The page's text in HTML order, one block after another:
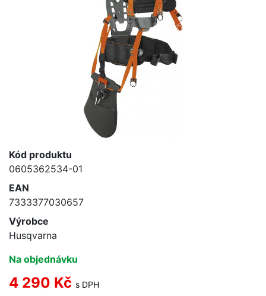
Kód produktu
0605362534-01
EAN
7333377030657
Výrobce
Husqvarna
Na objednávku
4 290 Kč s DPH